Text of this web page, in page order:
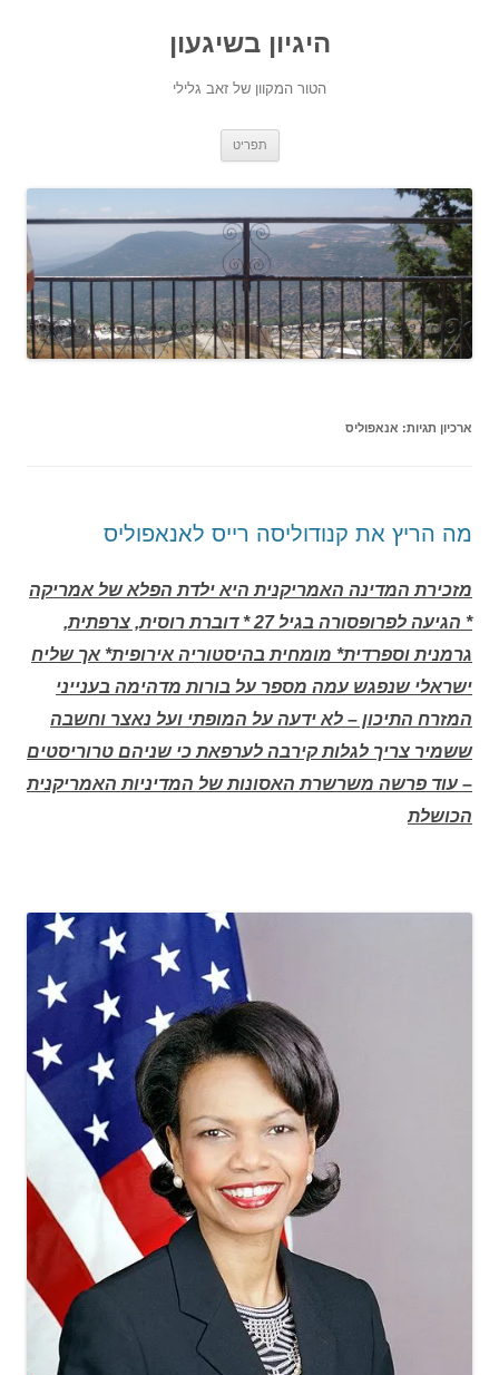
היגיון בשיגעון
הטור המקוון של זאב גלילי
תפריט
ארכיון תגיות: אנאפוליס
מה הריץ את קנודוליסה רייס לאנאפוליס
מזכירת המדינה האמריקנית היא ילדת הפלא של אמריקה
* הגיעה לפרופסורה בגיל 27 * דוברת רוסית, צרפתית,
גרמנית וספרדית* מומחית בהיסטוריה אירופית* אך שליח
ישראלי שנפגש עמה מספר על בורות מדהימה בענייני
המזרח התיכון – לא ידעה על המופתי ועל נאצר וחשבה
ששמיר צריך לגלות קירבה לערפאת כי שניהם טרוריסטים
– עוד פרשה משרשרת האסונות של המדיניות האמריקנית
הכושלת